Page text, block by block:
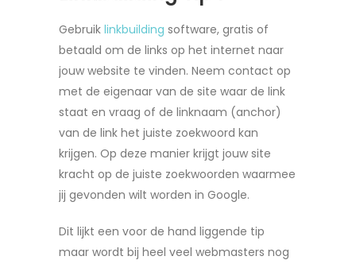
Gebruik linkbuilding software, gratis of
betaald om de links op het internet naar
jouw website te vinden. Neem contact op
met de eigenaar van de site waar de link
staat en vraag of de linknaam (anchor)
van de link het juiste zoekwoord kan
krijgen. Op deze manier krijgt jouw site
kracht op de juiste zoekwoorden waarmee
jij gevonden wilt worden in Google.
Dit lijkt een voor de hand liggende tip
maar wordt bij heel veel webmasters nog